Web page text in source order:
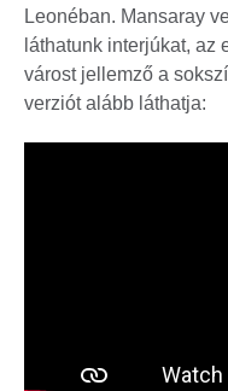
Leonéban. Mansaray
láthatunk interjúkat, az
várost jellemző a
verziót alább láthatja: